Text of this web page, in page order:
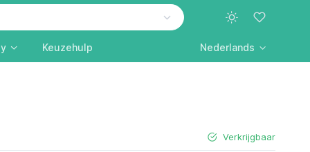
Keuzehulp Nederlands
Verkrijgbaar